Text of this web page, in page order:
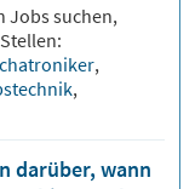
Jobs suchen,
,
,
darüber, wann